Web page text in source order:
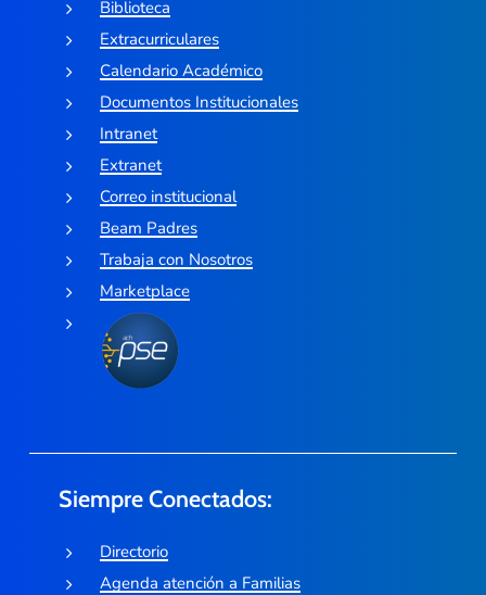
Biblioteca
Extracurriculares
Calendario Académico
Documentos Institucionales
Intranet
Extranet
Correo institucional
Beam Padres
Trabaja con Nosotros
Marketplace
Siempre Conectados:
Directorio
Agenda atención a Familias